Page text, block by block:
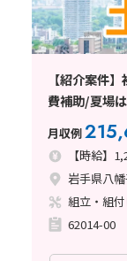
【紹介案件
費補助/夏場
月収例
【時給】
岩手県八
組立・組
62014-00